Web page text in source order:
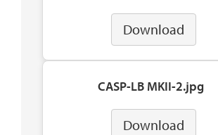
Download
CASP-LB MKII-2.jpg
Download